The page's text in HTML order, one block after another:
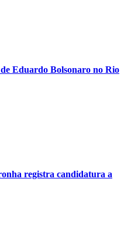
Eduardo Bolsonaro no Rio
registra candidatura a